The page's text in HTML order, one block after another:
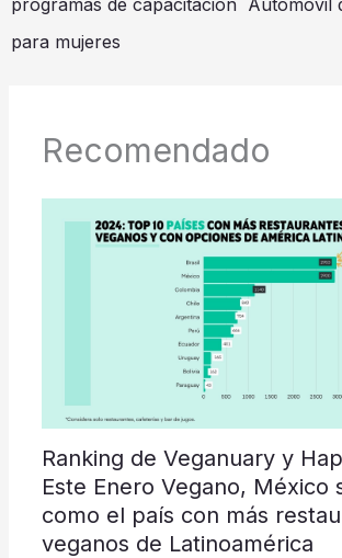
programas de capacitación
para mujeres
Automóvil
Recomendado
Ranking de Veganuary y
Este Enero Vegano, México
como el país con más
veganos de Latinoamérica